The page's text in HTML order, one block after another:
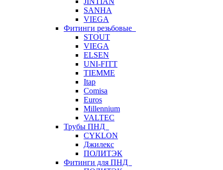
SANHA
VIEGA
Фитинги резьбовые
STOUT
VIEGA
ELSEN
UNI-FITT
TIEMME
Itap
Comisa
Euros
Millennium
VALTEC
Трубы ПНД
CYKLON
Джилекс
ПОЛИТЭК
Фитинги для ПНД